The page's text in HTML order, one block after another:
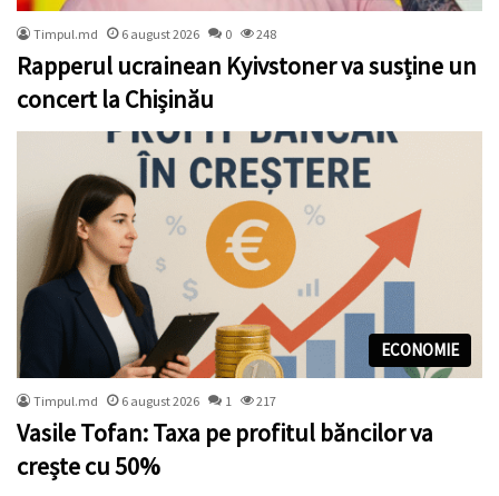
Timpul.md 6 august 2026 0 248
Rapperul ucrainean Kyivstoner va susține un
concert la Chișinău
ECONOMIE
Timpul.md 6 august 2026 1 217
Vasile Tofan: Taxa pe profitul băncilor va
crește cu 50%